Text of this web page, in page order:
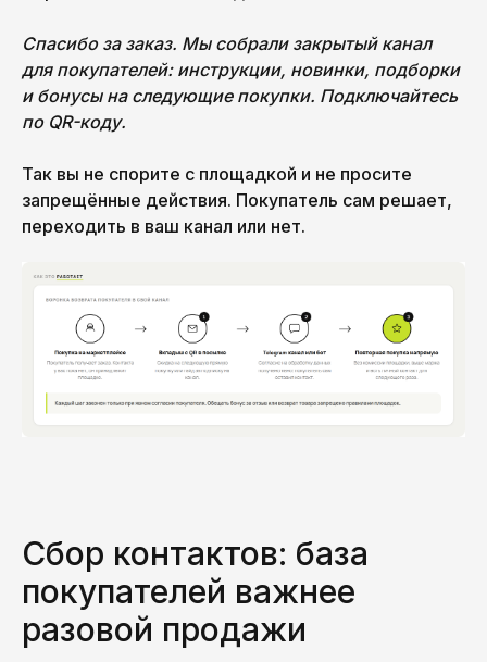
Спасибо за заказ. Мы собрали закрытый канал
для покупателей: инструкции, новинки, подборки
и бонусы на следующие покупки. Подключайтесь
по QR-коду.
Так вы не спорите с площадкой и не просите
запрещённые действия. Покупатель сам решает,
переходить в ваш канал или нет.
Сбор контактов: база
покупателей важнее
разовой продажи